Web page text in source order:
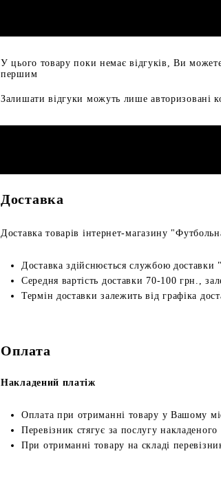
У цього товару поки немає відгуків, Ви
першим
Залишати відгуки можуть лише авторизовані
Доставка
Доставка товарів інтернет-магазину
Доставка здійснюється службою
Середня вартість доставки 70-100 грн.,
Термін доставки залежить від графіка
Оплата
Накладений платіж
Оплата при отриманні товару у Вашому
Перевізник стягує за послугу
При отриманні товару на складі